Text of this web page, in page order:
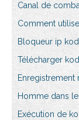
Canal de
Comment
Bloqueur ip
Télécharger
Enregistrement
Homme dans
Exécution de